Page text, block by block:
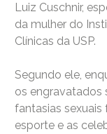
Luiz Cuschnir,
da mulher do
Clínicas da USP.
Segundo ele,
os engravatados
fantasias sexuais
esporte e as